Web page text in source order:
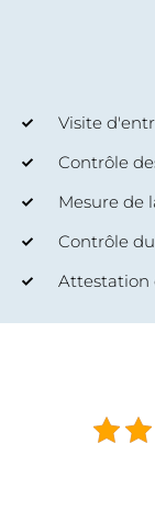
Visite
Contrôle
Mesure de
Contrôle
Attestation